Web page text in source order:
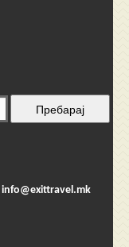
info@exittravel.mk